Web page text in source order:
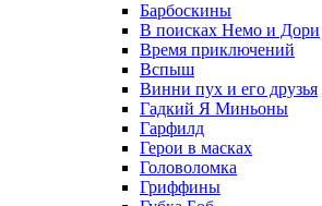
Барбоскины
В поисках Немо и Дори
Время приключений
Вспыш
Винни пух и его друзья
Гадкий Я Миньоны
Гарфилд
Герои в масках
Головоломка
Гриффины